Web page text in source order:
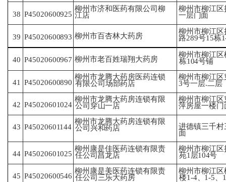
38 P45020600925
柳州市济和医药有限公司柳
江店
柳州市柳江
一层门面
39 P45020600893 柳州市百杏林大药房
柳州市柳江
路289号15栋
40 P45020600967 柳州市老百姓瑞翔大药房
柳州市柳江区
栋104号铺
41 P45020600890
柳州市龙腾大药房医药连锁
有限公司场部药店
柳州市柳江区
3号一层.二层
42 P45020601024
柳州市龙腾大药房连锁有限
公司穿山一店
柳州市柳江
萍房屋一楼门
43 P45020601144
柳州市龙腾大药房连锁有限
公司兴和药店
进德镇三千
面
44 P45020601025
柳州康是佳医药连锁有限责
任公司昌龙店
柳州市柳江
苑1层104号
45 P45020600546
柳州康是美医药连锁有限责
任公司三乐大药房
柳州市柳江区
楼1-4、1-5、